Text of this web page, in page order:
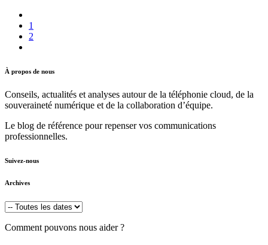
1
2
À propos de nous
Conseils, actualités et analyses autour de la téléphonie cloud, de la
souveraineté numérique et de la collaboration d’équipe.
Le blog de référence pour repenser vos communications
professionnelles.
Suivez-nous
Archives
Comment pouvons nous aider ?